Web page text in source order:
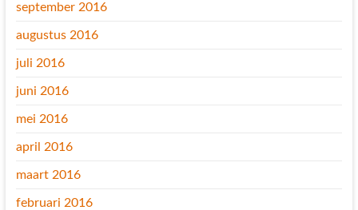
september 2016
augustus 2016
juli 2016
juni 2016
mei 2016
april 2016
maart 2016
februari 2016